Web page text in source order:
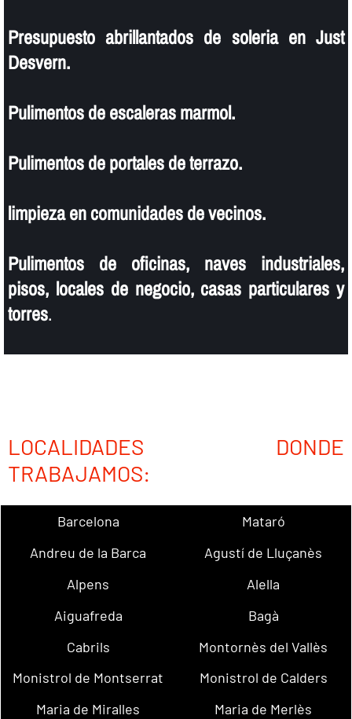
Presupuesto abrillantados de soleria en Just
Desvern.
Pulimentos de escaleras marmol.
Pulimentos de portales de terrazo.
limpieza en comunidades de vecinos.
Pulimentos de oficinas, naves industriales,
pisos, locales de negocio, casas particulares y
torres.
LOCALIDADES DONDE
TRABAJAMOS:
Barcelona
Mataró
Andreu de la Barca
Agustí de Lluçanès
Alpens
Alella
Aiguafreda
Bagà
Cabrils
Montornès del Vallès
Monistrol de Montserrat
Monistrol de Calders
Maria de Miralles
Maria de Merlès